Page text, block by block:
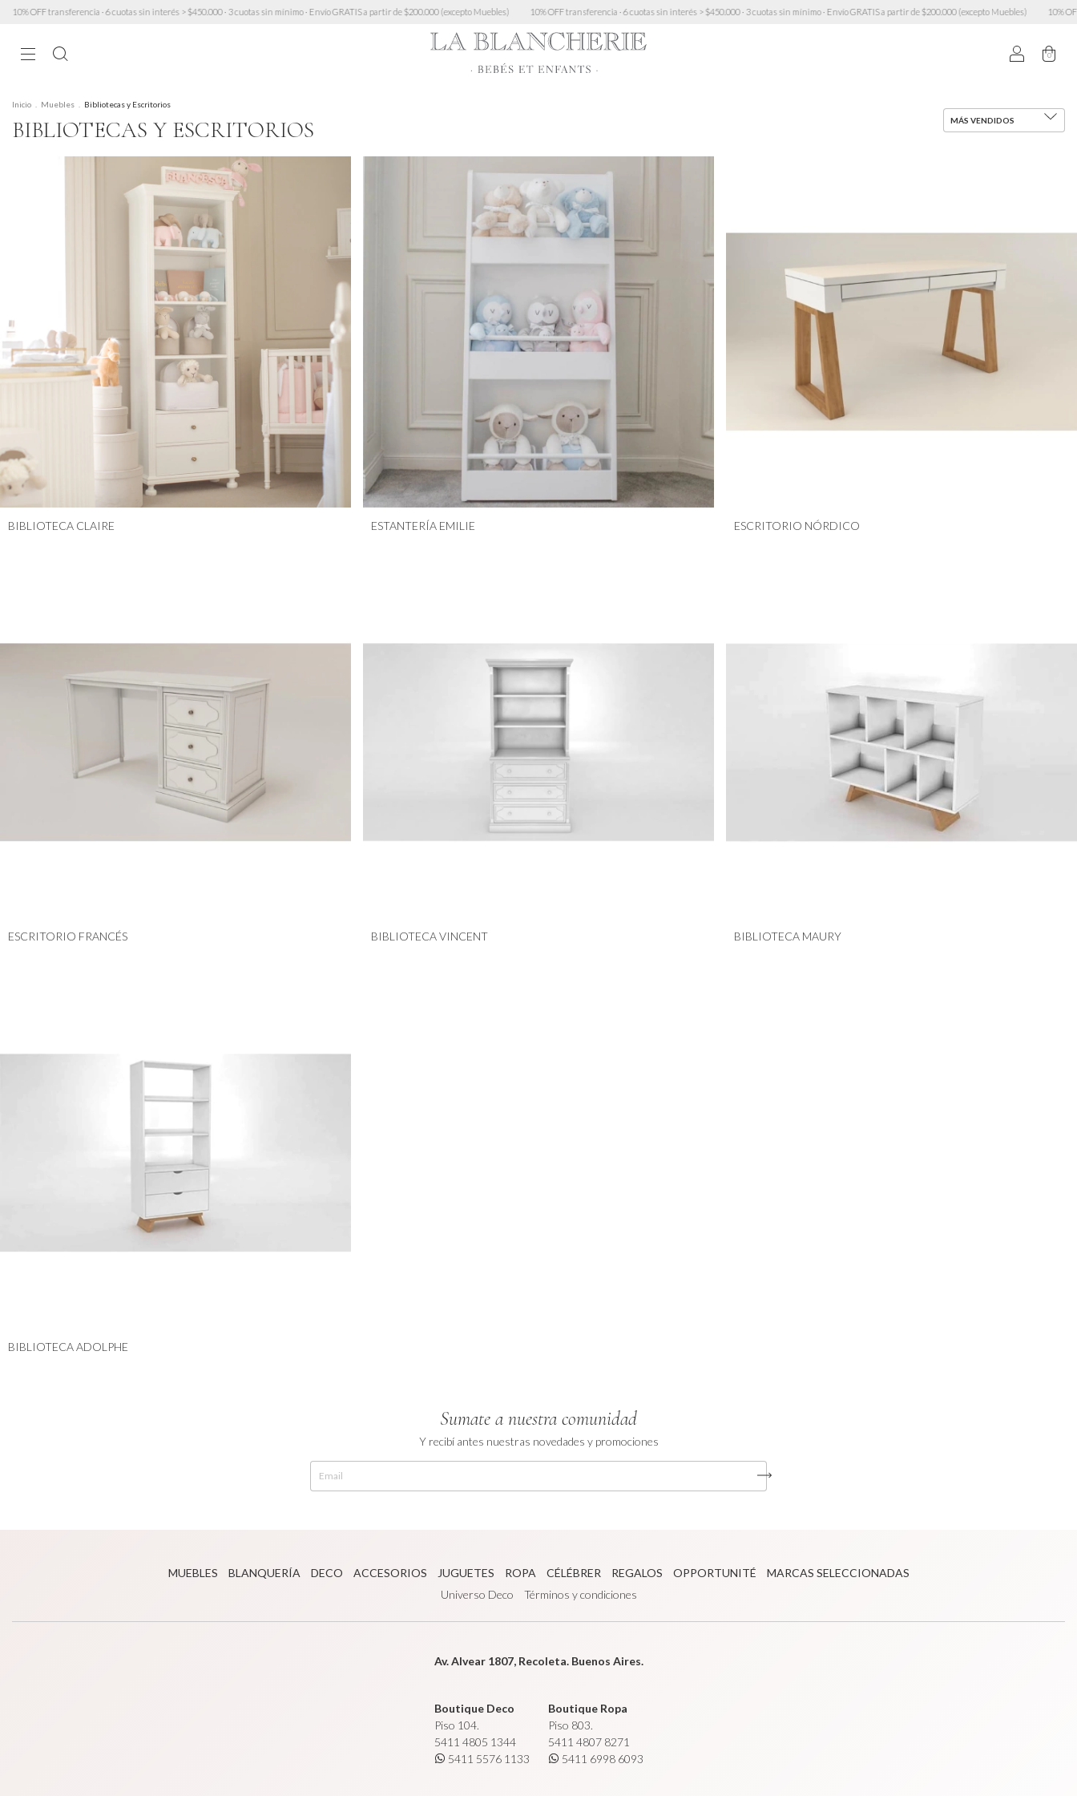
· 6 cuotas sin interés > $450.000 · 3 cuotas sin mínimo · Envío GRATIS a partir de $200.000 (excepto Muebles) 10% OFF transferencia · 6 cuotas sin interés > $450.000 · 3 cuotas sin mínimo · Envío GRATIS a partir de $200.000 (excepto Muebles) 10% OFF
0
Inicio Muebles Bibliotecas y Escritorios
BIBLIOTECAS Y ESCRITORIOS
BIBLIOTECA CLAIRE ESTANTERÍA EMILIE ESCRITORIO NÓRDICO
ESCRITORIO FRANCÉS BIBLIOTECA VINCENT BIBLIOTECA MAURY
BIBLIOTECA ADOLPHE
Sumate a nuestra comunidad
Y recibí antes nuestras novedades y promociones
MUEBLES BLANQUERÍA DECO ACCESORIOS JUGUETES ROPA CÉLÉBRER REGALOS OPPORTUNITÉ
MARCAS SELECCIONADAS
Universo Deco
Términos y condiciones
Av. Alvear 1807, Recoleta. Buenos Aires.
Boutique Deco
Piso 104.
5411 4805 1344
5411 5576 1133
Boutique Ropa
Piso 803.
5411 4807 8271
5411 6998 6093